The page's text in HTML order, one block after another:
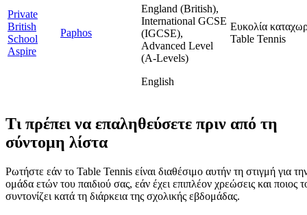
Private
British
School
Aspire
Paphos
England (British),
International GCSE
(IGCSE),
Advanced Level
(A-Levels)
English
Ευκολία
Table Tennis
Τι πρέπει να επαληθεύσετε πριν από τη
σύντομη λίστα
Ρωτήστε εάν το Table Tennis είναι διαθέσιμο αυτήν τη στιγμή για
ομάδα ετών του παιδιού σας, εάν έχει επιπλέον χρεώσεις και ποιος
συντονίζει κατά τη διάρκεια της σχολικής εβδομάδας.